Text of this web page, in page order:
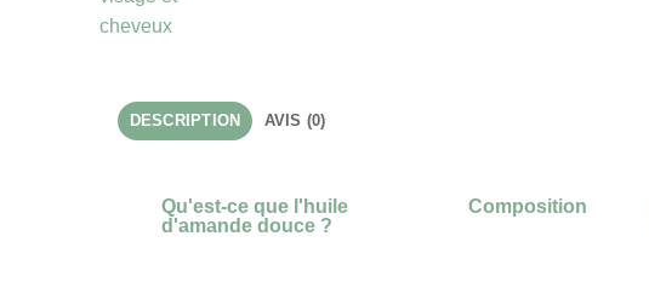
DESCRIPTION AVIS (0)
Qu'est-ce que l'huile
d'amande douce ?
Composition